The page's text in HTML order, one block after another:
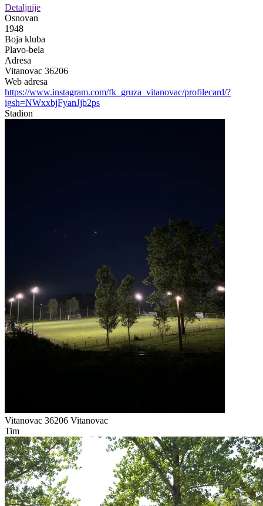
Detaljnije
Osnovan
1948
Boja kluba
Plavo-bela
Adresa
Vitanovac 36206
Web adresa
https://www.instagram.com/fk_gruza_vitanovac/profilecard/?
igsh=NWxxbjFyanJjb2ps
Stadion
Vitanovac 36206 Vitanovac
Tim